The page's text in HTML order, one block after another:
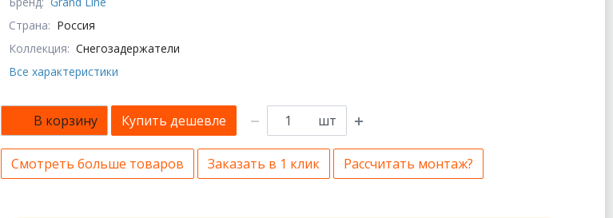
Страна: Россия
Коллекция: Снегозадержатели
Все характеристики
В корзину Купить дешевле шт
Смотреть больше товаров Заказать в 1 клик Рассчитать монтаж?